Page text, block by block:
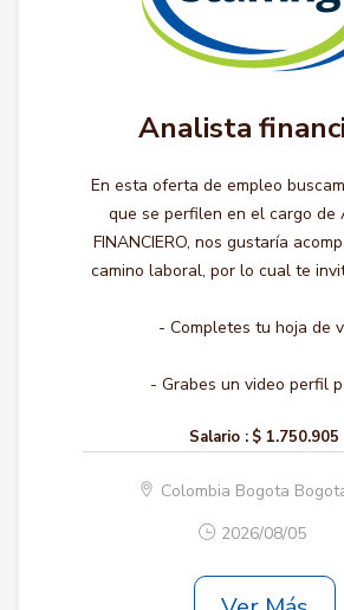
Analista
En esta oferta de empleo
que se perfilen en el cargo de
FINANCIERO, nos gustaría
camino laboral, por lo cual te
- Completes tu hoja de
- Grabes un video perfil
Salario : $ 1.750.905
Colombia Bogota
2026/08/05